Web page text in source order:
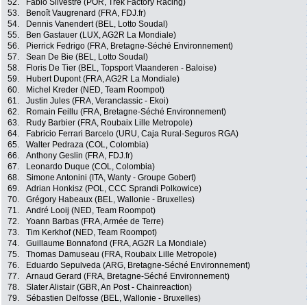
52.
Fabio Silvestre (POR, Trek Factory Racing)
53.
Benoît Vaugrenard (FRA, FDJ.fr)
54.
Dennis Vanendert (BEL, Lotto Soudal)
55.
Ben Gastauer (LUX, AG2R La Mondiale)
56.
Pierrick Fedrigo (FRA, Bretagne-Séché Environnement)
57.
Sean De Bie (BEL, Lotto Soudal)
58.
Floris De Tier (BEL, Topsport Vlaanderen - Baloise)
59.
Hubert Dupont (FRA, AG2R La Mondiale)
60.
Michel Kreder (NED, Team Roompot)
61.
Justin Jules (FRA, Veranclassic - Ekoi)
62.
Romain Feillu (FRA, Bretagne-Séché Environnement)
63.
Rudy Barbier (FRA, Roubaix Lille Metropole)
64.
Fabricio Ferrari Barcelo (URU, Caja Rural-Seguros RGA)
65.
Walter Pedraza (COL, Colombia)
66.
Anthony Geslin (FRA, FDJ.fr)
67.
Leonardo Duque (COL, Colombia)
68.
Simone Antonini (ITA, Wanty - Groupe Gobert)
69.
Adrian Honkisz (POL, CCC Sprandi Polkowice)
70.
Grégory Habeaux (BEL, Wallonie - Bruxelles)
71.
André Looij (NED, Team Roompot)
72.
Yoann Barbas (FRA, Armée de Terre)
73.
Tim Kerkhof (NED, Team Roompot)
74.
Guillaume Bonnafond (FRA, AG2R La Mondiale)
75.
Thomas Damuseau (FRA, Roubaix Lille Metropole)
76.
Eduardo Sepulveda (ARG, Bretagne-Séché Environnement)
77.
Arnaud Gerard (FRA, Bretagne-Séché Environnement)
78.
Slater Alistair (GBR, An Post - Chainreaction)
79.
Sébastien Delfosse (BEL, Wallonie - Bruxelles)